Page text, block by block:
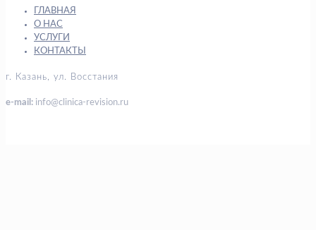
ГЛАВНАЯ
О НАС
УСЛУГИ
КОНТАКТЫ
г. Казань, ул. Восстания
e-mail: info@clinica-revision.ru